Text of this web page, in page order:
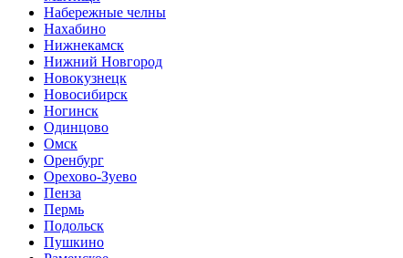
Набережные челны
Нахабино
Нижнекамск
Нижний Новгород
Новокузнецк
Новосибирск
Ногинск
Одинцово
Омск
Оренбург
Орехово-Зуево
Пенза
Пермь
Подольск
Пушкино